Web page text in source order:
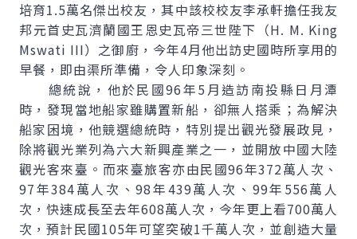
培育1.5萬名傑出校友，其中該校校友李承軒擔任我友
邦元首史瓦濟蘭國王恩史瓦帝三世陛下（H. M. King
Mswati III）之御廚，今年4月他出訪史國時所享用的
早餐，即由渠所準備，令人印象深刻。
總統說，他於民國96年5月造訪南投縣日月潭
時，發現當地船家雖購置新船，卻無人搭乘；為解決
船家困境，他競選總統時，特別提出觀光發展政見，
除將觀光業列為六大新興產業之一，並開放中國大陸
觀光客來臺。而來臺旅客亦由民國96年372萬人次、
97年384萬人次、98年439萬人次、99年556萬人
次，快速成長至去年608萬人次，今年更上看700萬人
次，預計民國105年可望突破1千萬人次，並創造大量